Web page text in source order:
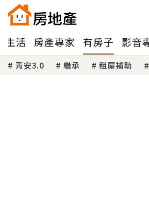
生活 房產專家 有房子 影音
青安3.0 繼承 租屋補助